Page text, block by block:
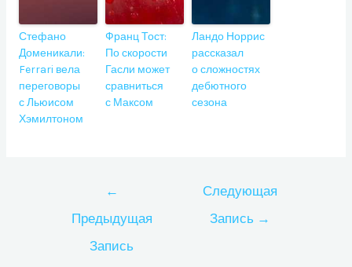
Стефано
Доменикали:
Ferrari вела
переговоры
с Льюисом
Хэмилтоном
Франц Тост:
По скорости
Гасли может
сравниться
с Максом
Ландо Норрис
рассказал
о сложностях
дебютного
сезона
записям
←
Предыдущая
Запись
Следующая
Запись →